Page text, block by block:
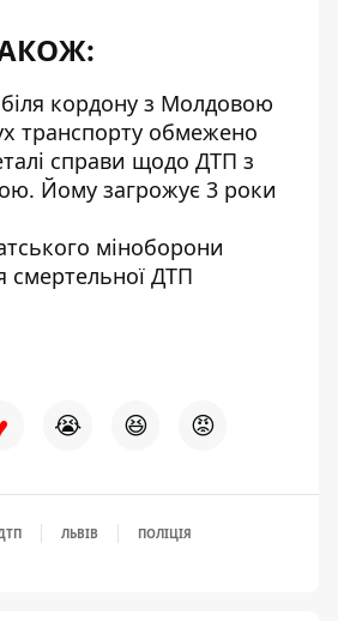
кордону з Молдовою
транспорту обмежено
справи щодо ДТП з
Йому загрожує 3 роки
міноборони
смертельної ДТП
😭 😆 😡
ЛЬВІВ ПОЛІЦІЯ